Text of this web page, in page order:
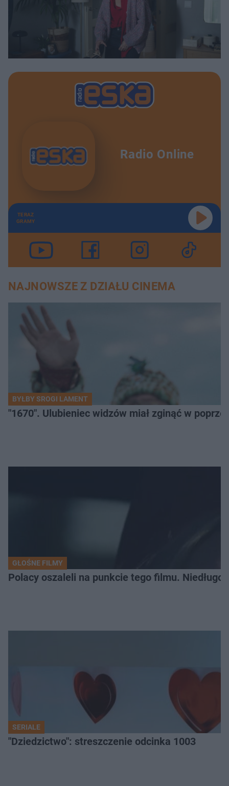
Radio Online
TERAZ
GRAMY
NAJNOWSZE Z DZIAŁU CINEMA
BYŁBY SROGI LAMENT
"1670". Ulubieniec widzów miał zginąć w
GŁOŚNE FILMY
Polacy oszaleli na punkcie tego filmu. Niedługo
SERIALE
"Dziedzictwo": streszczenie odcinka 1003